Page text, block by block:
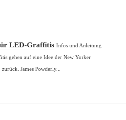
LED-Graffitis Infos und Anleitung
gehen auf eine Idee der New Yorker
James Powderly...